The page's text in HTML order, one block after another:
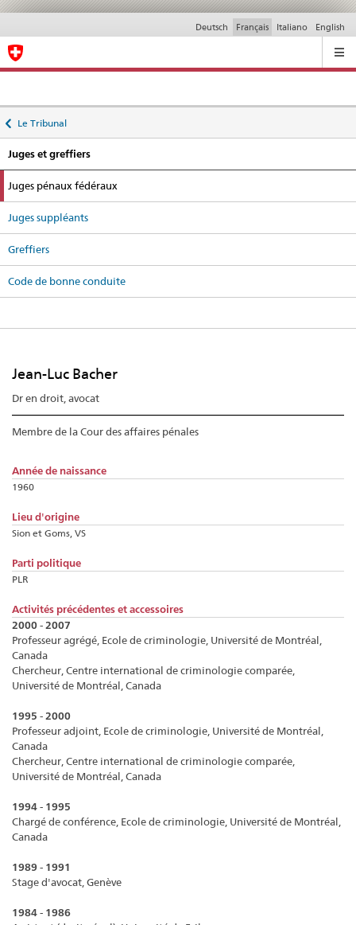
Deutsch Français Italiano English
Ricerca
to
Le Tribunal
Juges et greffiers
Juges pénaux fédéraux
Juges suppléants
Greffiers
Code de bonne conduite
Jean-Luc Bacher
Dr en droit, avocat
Membre de la Cour des affaires pénales
Année de naissance
1960
Lieu d'origine
Sion et Goms, VS
Parti politique
PLR
Activités précédentes et accessoires
2000 - 2007
Professeur agrégé, Ecole de criminologie, Université de Montréal,
Canada
Chercheur, Centre international de criminologie comparée,
Université de Montréal, Canada
1995 - 2000
Professeur adjoint, Ecole de criminologie, Université de Montréal,
Canada
Chercheur, Centre international de criminologie comparée,
Université de Montréal, Canada
1994 - 1995
Chargé de conférence, Ecole de criminologie, Université de Montréal,
Canada
1989 - 1991
Stage d'avocat, Genève
1984 - 1986